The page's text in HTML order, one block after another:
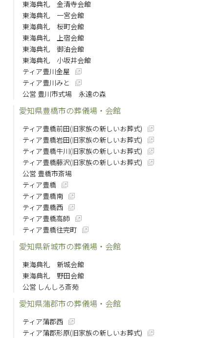
東海典礼 金清寺会館
東海典礼 一宮会館
東海典礼 桜町会館
東海典礼 上宿会館
東海典礼 御油会館
東海典礼 小坂井会館
ティア豊川金屋
ティア豊川みと
公営 豊川市式場 永遠の森
愛知県豊橋市の葬儀場・会館
ティア豊橋前田(旧家族の新しいお葬式)
ティア豊橋岩田(旧家族の新しいお葬式)
ティア豊橋牛川(旧家族の新しいお葬式)
ティア豊橋藤沢(旧家族の新しいお葬式)
公営 豊橋市斎場
ティア豊橋
ティア豊橋南
ティア豊橋西
ティア豊橋高師
ティア豊橋往完町
愛知県新城市の葬儀場・会館
東海典礼 新城会館
東海典礼 野田会館
公営 しんしろ斎苑
愛知県蒲郡市の葬儀場・会館
ティア蒲郡西
ティア蒲郡形原(旧家族の新しいお葬式)